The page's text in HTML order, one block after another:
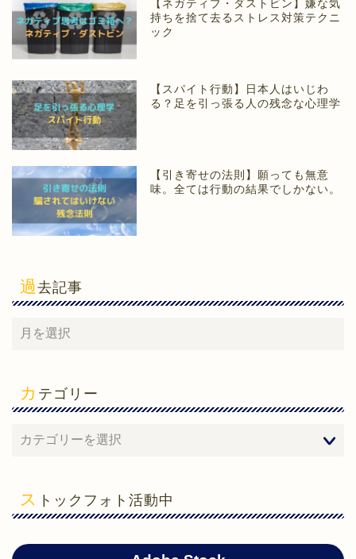
【ネガティブ・ダストビン】嫌な気
持ちを捨て去るストレス対策テクニ
ック
【スパイト行動】日本人はいじわ
る？足を引っ張る人の残念な心理学
【引き寄せの法則】願っても無意
味。全ては行動の結果でしかない。
過去記事
カ テゴリー
ス トックフォト活動中
勉強法